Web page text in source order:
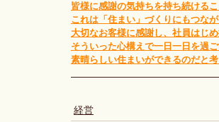
皆様に感謝の気持ちを持ち続けるこ
これは「住まい」づくりにもつなが
大切なお客様に感謝し、社員はじ
そういった心構えで一日一日を過ご
素晴らしい住まいができるのだと考
経営